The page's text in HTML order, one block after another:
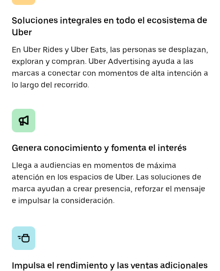
Soluciones integrales en todo el ecosistema de
Uber
En Uber Rides y Uber Eats, las personas se desplazan,
exploran y compran. Uber Advertising ayuda a las
marcas a conectar con momentos de alta intención a
lo largo del recorrido.
Genera conocimiento y fomenta el interés
Llega a audiencias en momentos de máxima
atención en los espacios de Uber. Las soluciones de
marca ayudan a crear presencia, reforzar el mensaje
e impulsar la consideración.
Impulsa el rendimiento y las ventas adicionales